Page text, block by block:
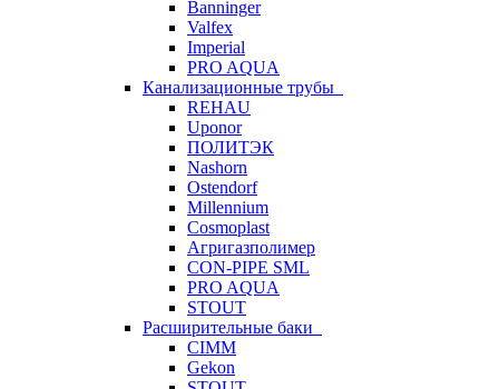
Banninger
Valfex
Imperial
PRO AQUA
Канализационные трубы
REHAU
Uponor
ПОЛИТЭК
Nashorn
Ostendorf
Millennium
Cosmoplast
Агригазполимер
CON-PIPE SML
PRO AQUA
STOUT
Расширительные баки
CIMM
Gekon